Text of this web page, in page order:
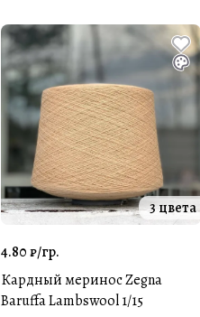
3 цвета
4.80 ₽/гр.
Кардный меринос Zegna
Baruffa Lambswool 1/15